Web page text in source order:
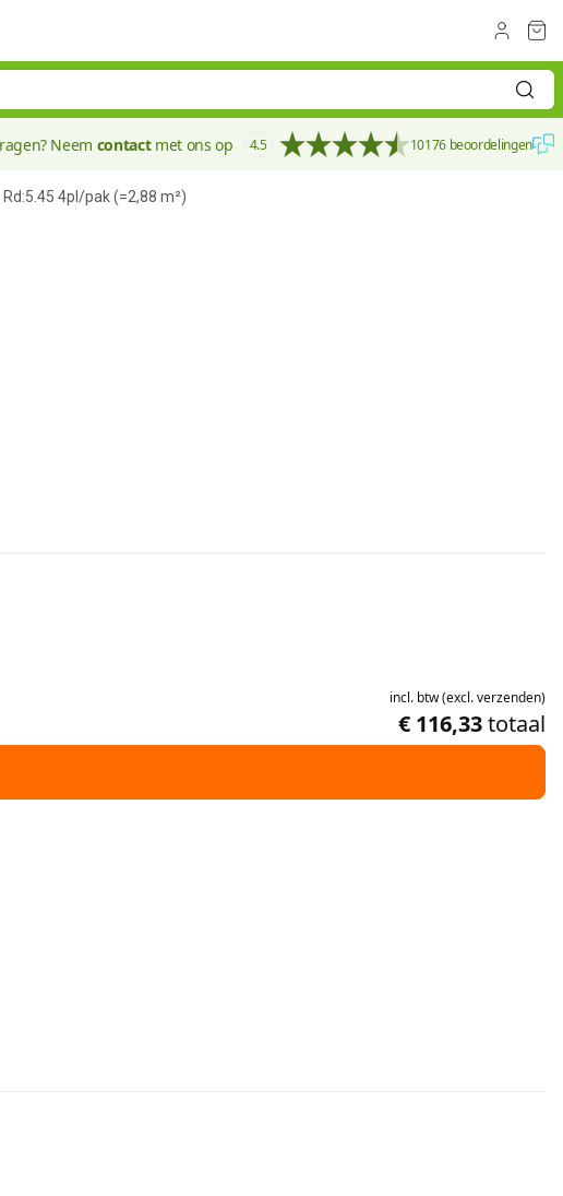
Neem contactmet ons op 4.5 10176 beoordelingen
4pl/pak (=2,88 m²)
incl. btw(excl.verzenden)
€ 116,33totaal